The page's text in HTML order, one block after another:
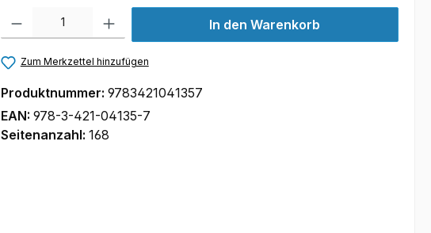
Produkt Anzahl: Gib den gewünschten Wert ein oder benutze die Schaltflächen
In den Warenkorb
Zum Merkzettel hinzufügen
Produktnummer: 9783421041357
EAN: 978-3-421-04135-7
Seitenanzahl: 168